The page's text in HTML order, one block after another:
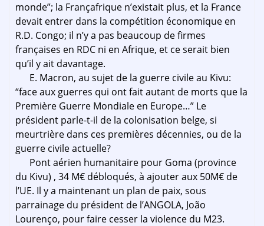
monde”; la Françafrique n’existait plus, et la France
devait entrer dans la compétition économique en
R.D. Congo; il n’y a pas beaucoup de firmes
françaises en RDC ni en Afrique, et ce serait bien
qu’il y ait davantage.
E. Macron, au sujet de la guerre civile au Kivu:
“face aux guerres qui ont fait autant de morts que la
Première Guerre Mondiale en Europe…” Le
président parle-t-il de la colonisation belge, si
meurtrière dans ces premières décennies, ou de la
guerre civile actuelle?
Pont aérien humanitaire pour Goma (province
du Kivu) , 34 M€ débloqués, à ajouter aux 50M€ de
l’UE. Il y a maintenant un plan de paix, sous
parrainage du président de l’ANGOLA, João
Lourenço, pour faire cesser la violence du M23.